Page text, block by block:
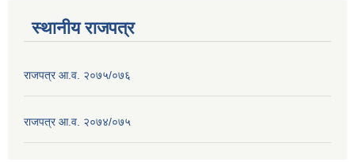
स्थानीय राजपत्र
राजपत्र आ.व. २०७५/०७६
राजपत्र आ.व. २०७४/०७५